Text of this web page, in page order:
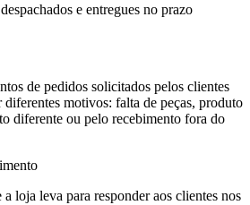
e entregues no prazo
de pedidos solicitados pelos clientes
diferentes motivos: falta de peças, produto
diferente ou pelo recebimento fora do
loja leva para responder aos clientes nos